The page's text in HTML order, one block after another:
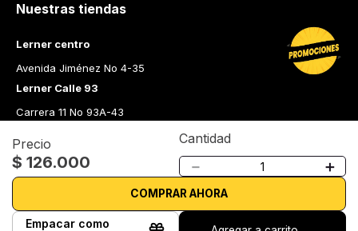
Precio
$ 126.000
Cantidad
＋
－
COMPRAR AHORA
Empacar como
Nuestras tiendas
Lerner centro
Avenida Jiménez No 4-35
Lerner Calle 93
Carrera 11 No 93A-43
Carrera 43 A No. 05 A - 113 Local 103 Edificio One Plaza PH
Medellín Colombia
Librería Lerner - Comprar libros en Colombia
Quiénes somos